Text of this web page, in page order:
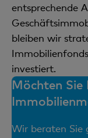
entsprechende
bleiben wir
investiert.
Möchten Sie
Wir beraten Sie